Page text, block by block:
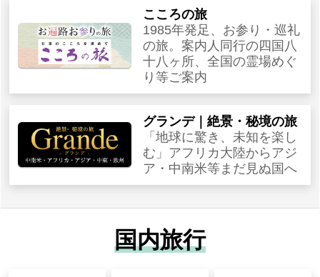
こころの旅
1985年発足、お参り・巡礼
の旅。案内人同行の四国八
十八ヶ所、全国の霊場めぐ
り等ご案内
グランデ｜絶景・秘境の旅
「地球に驚き、未知を楽し
む」アフリカ大陸からアジ
ア・中南米等まだ見ぬ国へ
国内旅行